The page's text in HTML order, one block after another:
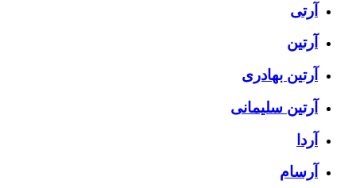
آرتی
آرتین
آرتین بهادری
آرتین سلیمانی
آردا
آرسام